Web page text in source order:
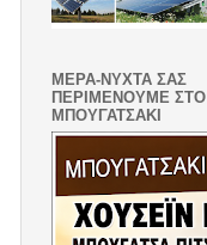
ΜΕΡΑ-ΝΥΧΤΑ ΣΑΣ
ΠΕΡΙΜΕΝΟΥΜΕ ΣΤΟ
ΜΠΟΥΓΑΤΣΑΚΙ